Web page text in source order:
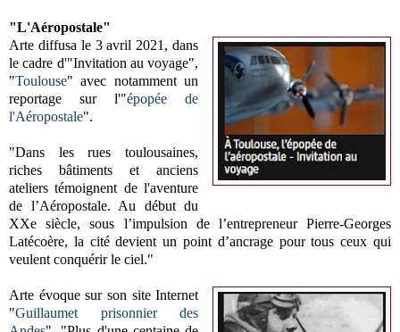
"L'Aéropostale"
Arte diffusa le 3 avril 2021, dans
le cadre d'"Invitation au voyage",
"Toulouse" avec notamment un
reportage sur l'"épopée de
l'Aéropostale".
"Dans les rues toulousaines,
riches bâtiments et anciens
ateliers témoignent de l'aventure
de l’Aéropostale. Au début du
XXe siècle, sous l’impulsion de l’entrepreneur Pierre-Georges
Latécoère, la cité devient un point d’ancrage pour tous ceux qui
veulent conquérir le ciel."
Arte évoque sur son site Internet
"Guillaumet prisonnier des